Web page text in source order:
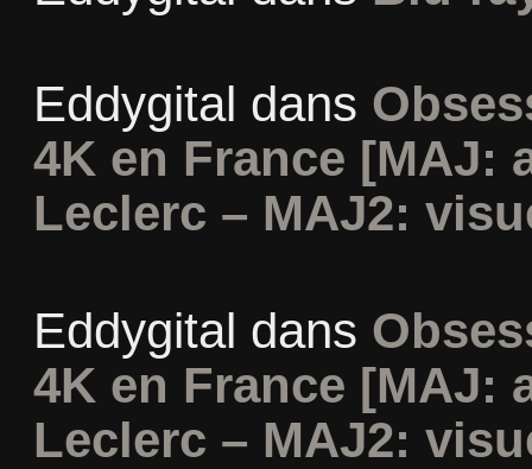
Eddygital dans
4K en France [MAJ:
Leclerc – MAJ2:
Eddygital dans
4K en France [MAJ:
Leclerc – MAJ2: